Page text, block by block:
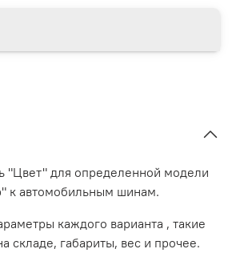
"Цвет" для определенной модели
к автомобильным шинам.
каждого варианта , такие
складе, габариты, вес и прочее.